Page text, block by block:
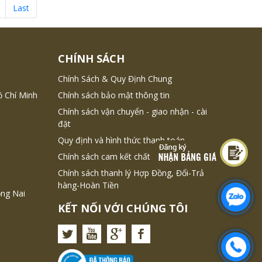
Last
Chí Minh
Nai
CHÍNH SÁCH
Chính Sách & Quy Định Chung
Chính sách bảo mật thông tin
Chính sách vận chuyển - giao nhận - cài
đặt
Quy định và hình thức thanh toán
Chính sách cam kết chất lượng dịch vụ
Chính sách thanh lý Hợp Đồng, Đổi-Trả
hàng-Hoàn Tiền
KẾT NỐI VỚI CHÚNG TÔI